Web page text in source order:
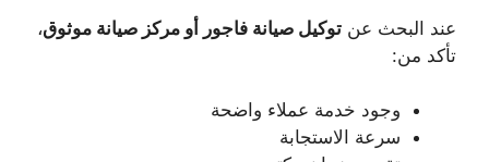
عند البحث عن توكيل صيانة فاجور أو مركز صيانة موثوق،
تأكد من:
وجود خدمة عملاء واضحة
سرعة الاستجابة